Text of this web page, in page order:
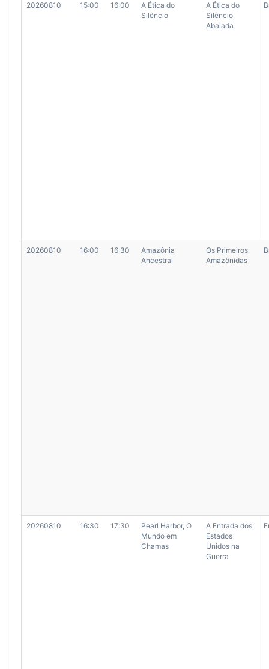
20260810 15:00 16:00
A Ética do
Silêncio
A Ética do
Silêncio
Abalada
20260810 16:00 16:30
Amazônia
Ancestral
Os Primeiros
Amazônidas
20260810 16:30 17:30
Pearl Harbor, O
Mundo em
Chamas
A Entrada dos
Estados
Unidos na
Guerra